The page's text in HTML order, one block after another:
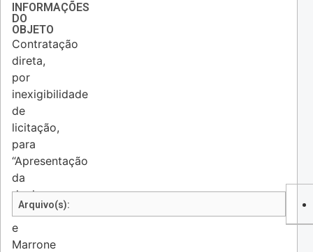
INFORMAÇÕES
DO
OBJETO
Contratação
direta,
por
inexigibilidade
de
licitação,
para
“Apresentação
da
dupla
Bruno
e
Marrone
Arquivo(s):